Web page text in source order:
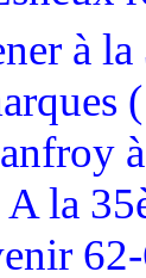
à la
la